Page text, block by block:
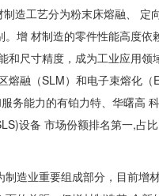
造工艺分为粉末床熔融、
增 材制造的零件性能高度
和尺寸精度，成为工业应用
熔融（SLM）和电子束熔化
务能力的有铂力特、华曙高
设备 市场份额排名第一,占
造业重要组成部分，目前增